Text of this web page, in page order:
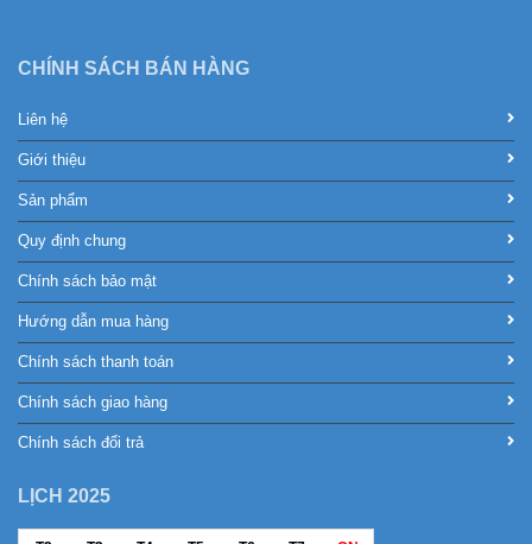
CHÍNH SÁCH BÁN HÀNG
Liên hệ
Giới thiệu
Sản phẩm
Quy định chung
Chính sách bảo mật
Hướng dẫn mua hàng
Chính sách thanh toán
Chính sách giao hàng
Chính sách đổi trả
LỊCH 2025